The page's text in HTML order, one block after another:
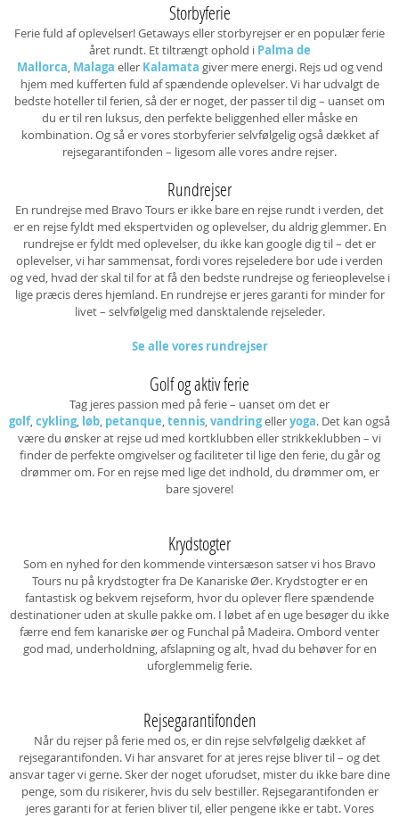
Storbyferie
Ferie fuld af oplevelser! Getaways eller storbyrejser er en populær ferie
året rundt. Et tiltrængt ophold i Palma de
Mallorca, Malaga eller Kalamata giver mere energi. Rejs ud og vend
hjem med kufferten fuld af spændende oplevelser. Vi har udvalgt de
bedste hoteller til ferien, så der er noget, der passer til dig – uanset om
du er til ren luksus, den perfekte beliggenhed eller måske en
kombination. Og så er vores storbyferier selvfølgelig også dækket af
rejsegarantifonden – ligesom alle vores andre rejser.
Rundrejser
En rundrejse med Bravo Tours er ikke bare en rejse rundt i verden, det
er en rejse fyldt med ekspertviden og oplevelser, du aldrig glemmer. En
rundrejse er fyldt med oplevelser, du ikke kan google dig til – det er
oplevelser, vi har sammensat, fordi vores rejseledere bor ude i verden
og ved, hvad der skal til for at få den bedste rundrejse og ferieoplevelse i
lige præcis deres hjemland. En rundrejse er jeres garanti for minder for
livet – selvfølgelig med dansktalende rejseleder.
Se alle vores rundrejser
Golf og aktiv ferie
Tag jeres passion med på ferie – uanset om det er
golf,cykling, løb, petanque,tennis,vandringelleryoga. Det kan også
være du ønsker at rejse ud med kortklubben eller strikkeklubben – vi
finder de perfekte omgivelser og faciliteter til lige den ferie, du går og
drømmer om. For en rejse med lige det indhold, du drømmer om, er
bare sjovere!
Krydstogter
Som en nyhed for den kommende vintersæson satser vi hos Bravo
Tours nu på krydstogter fra De Kanariske Øer. Krydstogter er en
fantastisk og bekvem rejseform, hvor du oplever flere spændende
destinationer uden at skulle pakke om. I løbet af en uge besøger du ikke
færre end fem kanariske øer og Funchal på Madeira. Ombord venter
god mad, underholdning, afslapning og alt, hvad du behøver for en
uforglemmelig ferie.
Rejsegarantifonden
Når du rejser på ferie med os, er din rejse selvfølgelig dækket af
rejsegarantifonden. Vi har ansvaret for at jeres rejse bliver til – og det
ansvar tager vi gerne. Sker der noget uforudset, mister du ikke bare dine
penge, som du risikerer, hvis du selv bestiller. Rejsegarantifonden er
jeres garanti for at ferien bliver til, eller pengene ikke er tabt. Vores